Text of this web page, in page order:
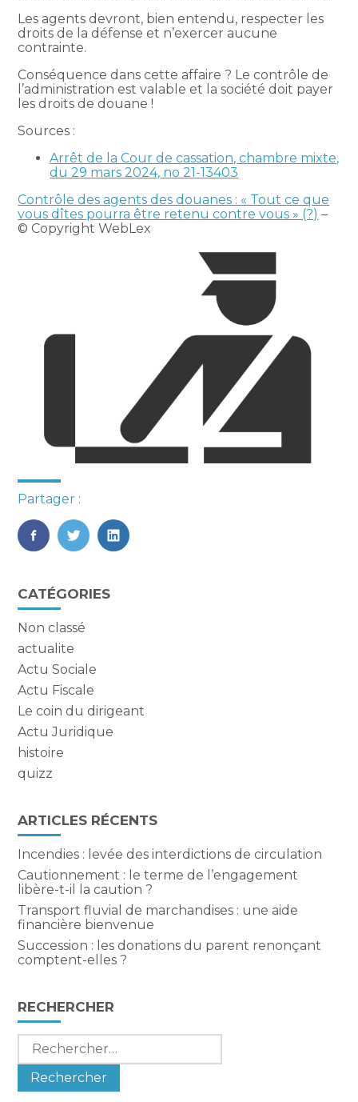
Les agents devront, bien entendu, respecter les
droits de la défense et n’exercer aucune
contrainte.
Conséquence dans cette affaire ? Le contrôle de
l’administration est valable et la société doit payer
les droits de douane !
Sources :
Arrêt de la Cour de cassation, chambre mixte,
du 29 mars 2024, no 21-13403
Contrôle des agents des douanes : « Tout ce que
vous dîtes pourra être retenu contre vous » (?) –
© Copyright WebLex
Partager :
FaceBook
TwitterLinkedIn
Blog
sidebar
CATÉGORIES
Non classé
actualite
Actu Sociale
Actu Fiscale
Le coin du dirigeant
Actu Juridique
histoire
quizz
ARTICLES RÉCENTS
Incendies : levée des interdictions de circulation
Cautionnement : le terme de l’engagement
libère-t-il la caution ?
Transport fluvial de marchandises : une aide
financière bienvenue
Succession : les donations du parent renonçant
comptent-elles ?
RECHERCHER
Rechercher :